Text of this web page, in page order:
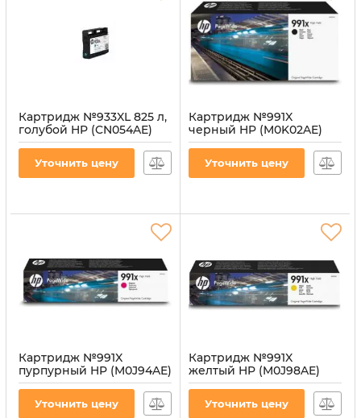
Картридж №933XL 825 л,
голубой HP (CN054AE)
Артикул:CI-HP-CN054AE-CY
Уточнить цену
Картридж №991X
черный HP (M0K02AE)
Артикул:CI-HP-M0K02AE-B
Уточнить цену
Картридж №991X
пурпурный HP (M0J94AE)
Артикул:CI-HP-M0J94AE-M
Уточнить цену
Картридж №991X
желтый HP (M0J98AE)
Артикул:CI-HP-M0J98AE-Y
Уточнить цену